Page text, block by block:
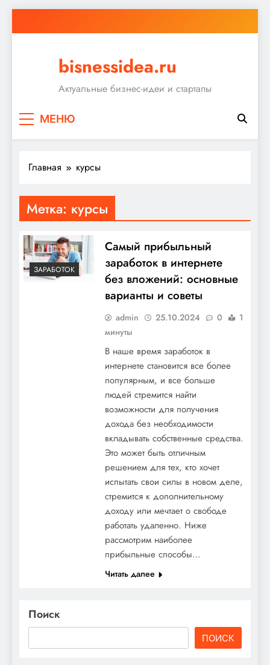
к
bisnessidea.ru
Актуальные бизнес-идеи и стартапы
МЕНЮ
Главная курсы
Метка: курсы
ЗАРАБОТОК
Самый прибыльный
заработок в интернете
без вложений: основные
варианты и советы
admin 25.10.2024 0
1
минуты
В наше время заработок в
интернете становится все более
популярным, и все больше
людей стремится найти
возможности для получения
дохода без необходимости
вкладывать собственные средства.
Это может быть отличным
решением для тех, кто хочет
испытать свои силы в новом деле,
стремится к дополнительному
доходу или мечтает о свободе
работать удаленно. Ниже
рассмотрим наиболее
прибыльные способы…
Читать далее
Поиск
ПОИСК